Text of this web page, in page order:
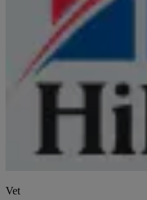
Vet